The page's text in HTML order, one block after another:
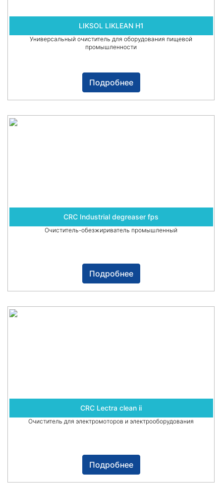
LIKSOL LIKLEAN H1
Универсальный очиститель для оборудования пищевой
промышленности
Подробнее
CRC Industrial degreaser fps
Очиститель-обезжириватель промышленный
Подробнее
CRC Lectra clean ii
Очиститель для электромоторов и электрооборудования
Подробнее